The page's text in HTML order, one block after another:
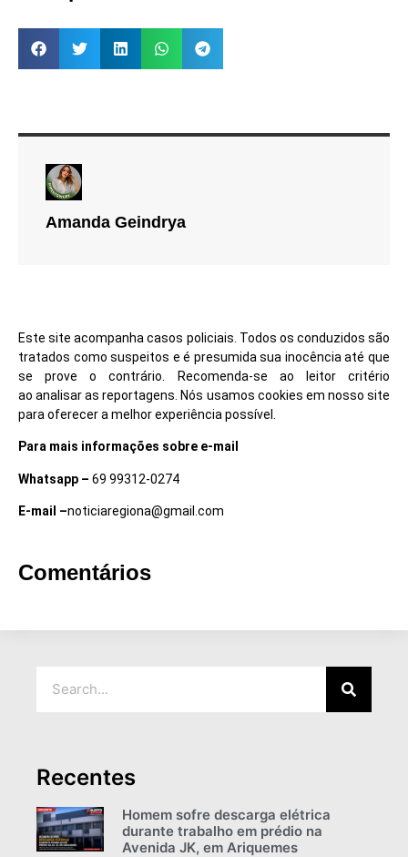
Amanda Geindrya
Este site acompanha casos policiais. Todos os conduzidos são
tratados como suspeitos e é presumida sua inocência até que
se prove o contrário. Recomenda-se ao leitor critério
ao analisar as reportagens. Nós usamos cookies em nosso site
para oferecer a melhor experiência possível.
Para mais informações sobre e-mail
Whatsapp – 69 99312-0274
E-mail –noticiaregiona@gmail.com
Comentários
Recentes
Homem sofre descarga elétrica
durante trabalho em prédio na
Avenida JK, em Ariquemes